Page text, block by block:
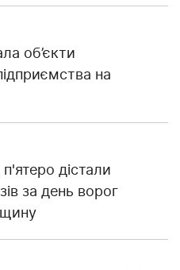
об’єкти
на
дістали
за день ворог